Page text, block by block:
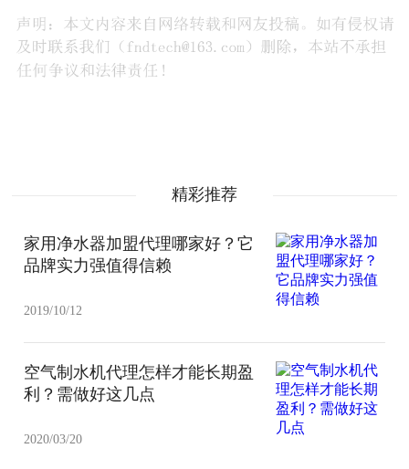
精彩推荐
家用净水器加盟代理哪家好？它
品牌实力强值得信赖
2019/10/12
空气制水机代理怎样才能长期盈
利？需做好这几点
2020/03/20